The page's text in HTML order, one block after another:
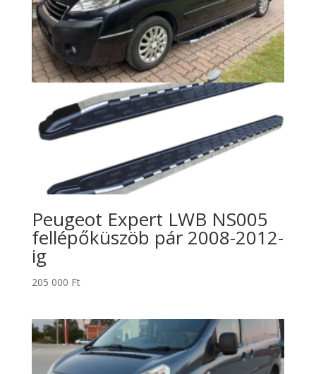
Peugeot Expert LWB NS005
fellépőküszöb pár 2008-2012-
ig
205 000 Ft